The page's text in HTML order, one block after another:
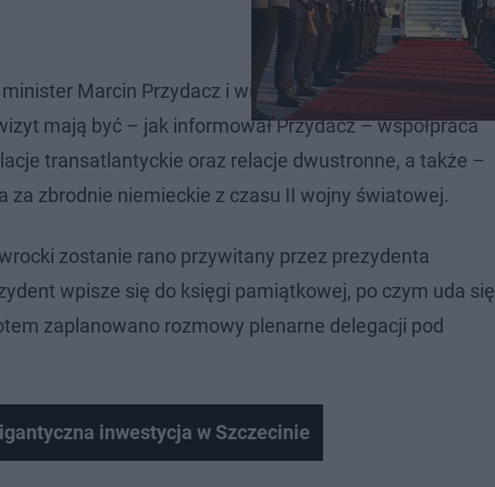
Marcin Przydacz i wiceszef MSZ Władysław
mają być – jak informował Przydacz – współpraca
transatlantyckie oraz relacje dwustronne, a także –
zbrodnie niemieckie z czasu II wojny światowej.
zostanie rano przywitany przez prezydenta
wpisze się do księgi pamiątkowej, po czym uda się
zaplanowano rozmowy plenarne delegacji pod
inwestycja w Szczecinie